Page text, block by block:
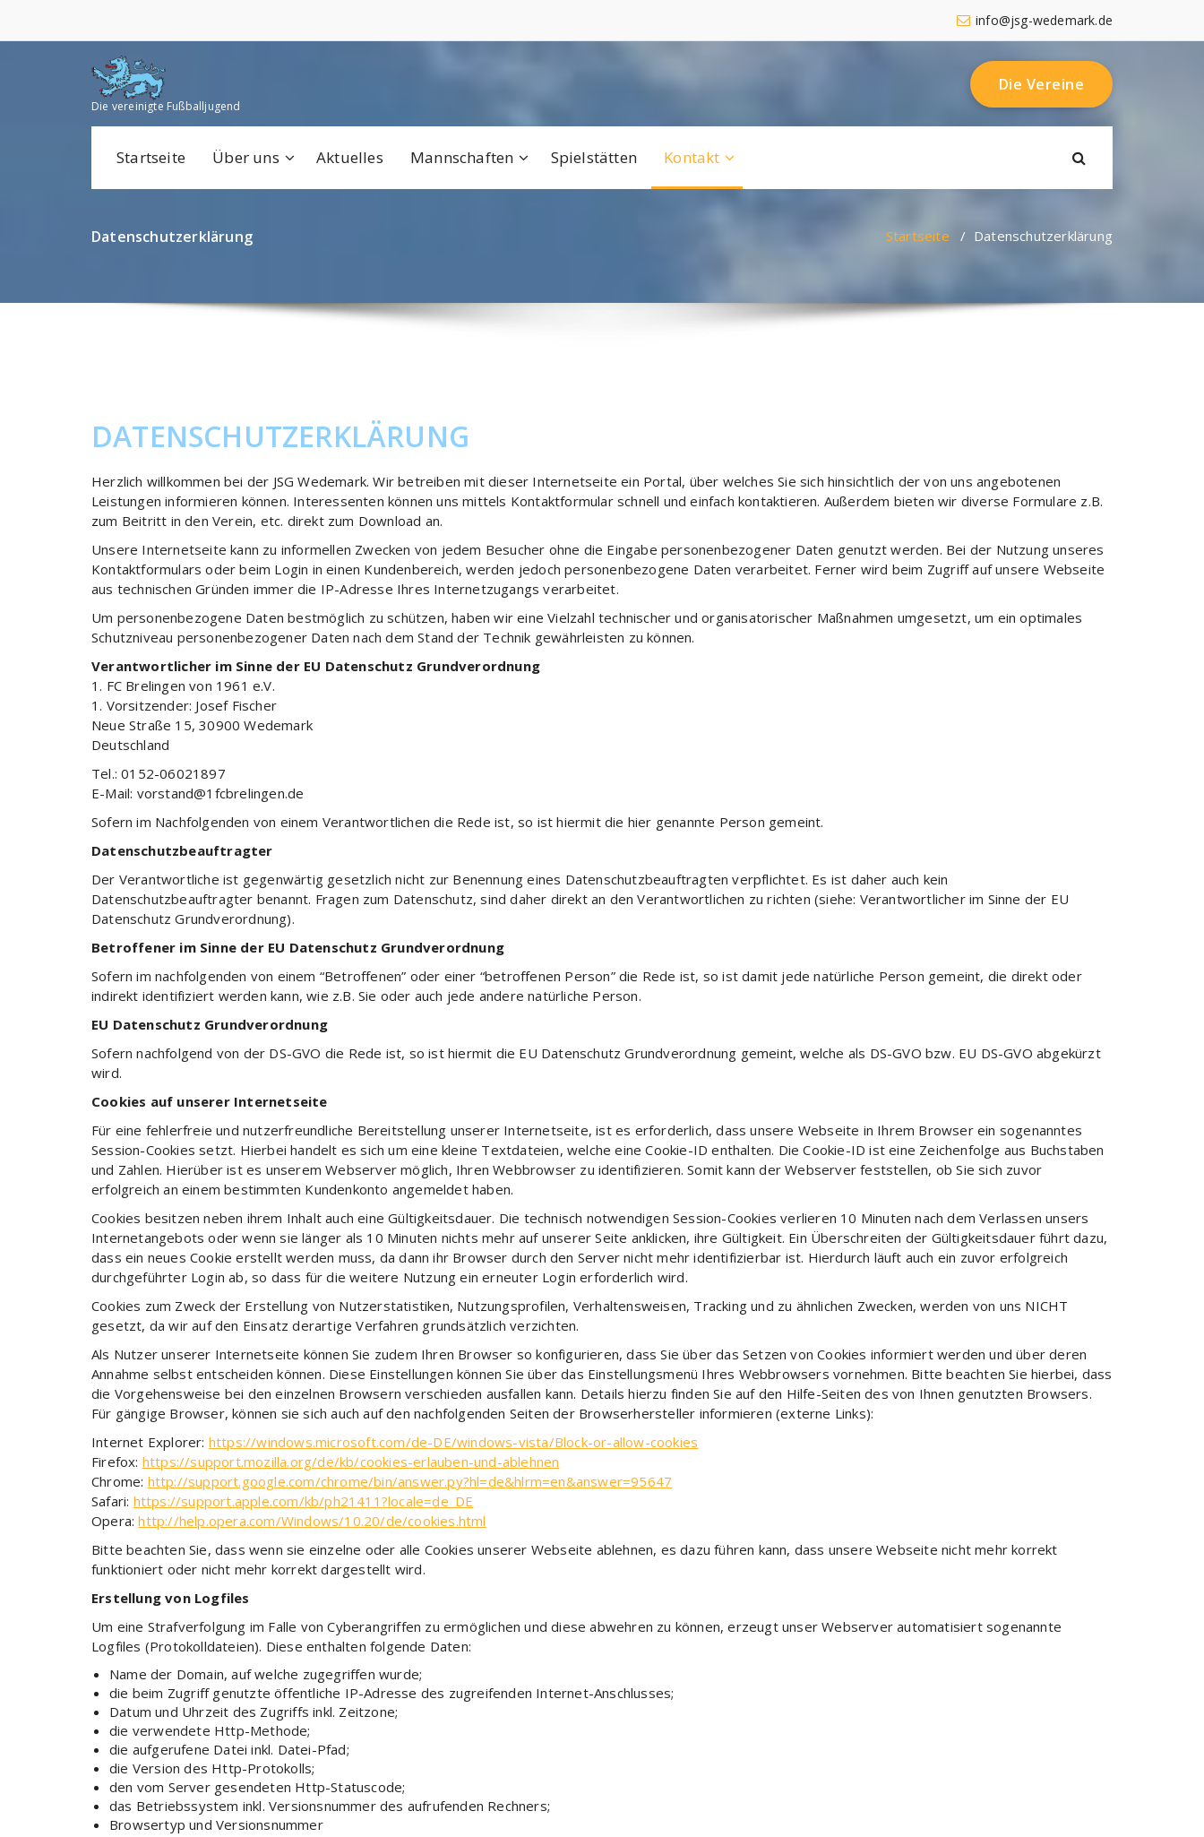
springen
info@jsg-wedemark.de
Die vereinigte Fußballjugend
Die Vereine
Startseite Über uns Aktuelles Mannschaften Spielstätten Kontakt
Datenschutzerklärung Startseite / Datenschutzerklärung
DATENSCHUTZERKLÄRUNG
Herzlich willkommen bei der JSG Wedemark. Wir betreiben mit dieser Internetseite ein Portal, über welches Sie sich hinsichtlich der von uns angebotenen
Leistungen informieren können. Interessenten können uns mittels Kontaktformular schnell und einfach kontaktieren. Außerdem bieten wir diverse Formulare z.B.
zum Beitritt in den Verein, etc. direkt zum Download an.
Unsere Internetseite kann zu informellen Zwecken von jedem Besucher ohne die Eingabe personenbezogener Daten genutzt werden. Bei der Nutzung unseres
Kontaktformulars oder beim Login in einen Kundenbereich, werden jedoch personenbezogene Daten verarbeitet. Ferner wird beim Zugriff auf unsere Webseite
aus technischen Gründen immer die IP-Adresse Ihres Internetzugangs verarbeitet.
Um personenbezogene Daten bestmöglich zu schützen, haben wir eine Vielzahl technischer und organisatorischer Maßnahmen umgesetzt, um ein optimales
Schutzniveau personenbezogener Daten nach dem Stand der Technik gewährleisten zu können.
Verantwortlicher im Sinne der EU Datenschutz Grundverordnung
1. FC Brelingen von 1961 e.V.
1. Vorsitzender: Josef Fischer
Neue Straße 15, 30900 Wedemark
Deutschland
Tel.: 0152-06021897
E-Mail: vorstand@1fcbrelingen.de
Sofern im Nachfolgenden von einem Verantwortlichen die Rede ist, so ist hiermit die hier genannte Person gemeint.
Datenschutzbeauftragter
Der Verantwortliche ist gegenwärtig gesetzlich nicht zur Benennung eines Datenschutzbeauftragten verpflichtet. Es ist daher auch kein
Datenschutzbeauftragter benannt. Fragen zum Datenschutz, sind daher direkt an den Verantwortlichen zu richten (siehe: Verantwortlicher im Sinne der EU
Datenschutz Grundverordnung).
Betroffener im Sinne der EU Datenschutz Grundverordnung
Sofern im nachfolgenden von einem “Betroffenen” oder einer “betroffenen Person” die Rede ist, so ist damit jede natürliche Person gemeint, die direkt oder
indirekt identifiziert werden kann, wie z.B. Sie oder auch jede andere natürliche Person.
EU Datenschutz Grundverordnung
Sofern nachfolgend von der DS-GVO die Rede ist, so ist hiermit die EU Datenschutz Grundverordnung gemeint, welche als DS-GVO bzw. EU DS-GVO abgekürzt
wird.
Cookies auf unserer Internetseite
Für eine fehlerfreie und nutzerfreundliche Bereitstellung unserer Internetseite, ist es erforderlich, dass unsere Webseite in Ihrem Browser ein sogenanntes
Session-Cookies setzt. Hierbei handelt es sich um eine kleine Textdateien, welche eine Cookie-ID enthalten. Die Cookie-ID ist eine Zeichenfolge aus Buchstaben
und Zahlen. Hierüber ist es unserem Webserver möglich, Ihren Webbrowser zu identifizieren. Somit kann der Webserver feststellen, ob Sie sich zuvor
erfolgreich an einem bestimmten Kundenkonto angemeldet haben.
Cookies besitzen neben ihrem Inhalt auch eine Gültigkeitsdauer. Die technisch notwendigen Session-Cookies verlieren 10 Minuten nach dem Verlassen unsers
Internetangebots oder wenn sie länger als 10 Minuten nichts mehr auf unserer Seite anklicken, ihre Gültigkeit. Ein Überschreiten der Gültigkeitsdauer führt dazu,
dass ein neues Cookie erstellt werden muss, da dann ihr Browser durch den Server nicht mehr identifizierbar ist. Hierdurch läuft auch ein zuvor erfolgreich
durchgeführter Login ab, so dass für die weitere Nutzung ein erneuter Login erforderlich wird.
Cookies zum Zweck der Erstellung von Nutzerstatistiken, Nutzungsprofilen, Verhaltensweisen, Tracking und zu ähnlichen Zwecken, werden von uns NICHT
gesetzt, da wir auf den Einsatz derartige Verfahren grundsätzlich verzichten.
Als Nutzer unserer Internetseite können Sie zudem Ihren Browser so konfigurieren, dass Sie über das Setzen von Cookies informiert werden und über deren
Annahme selbst entscheiden können. Diese Einstellungen können Sie über das Einstellungsmenü Ihres Webbrowsers vornehmen. Bitte beachten Sie hierbei, dass
die Vorgehensweise bei den einzelnen Browsern verschieden ausfallen kann. Details hierzu finden Sie auf den Hilfe-Seiten des von Ihnen genutzten Browsers.
Für gängige Browser, können sie sich auch auf den nachfolgenden Seiten der Browserhersteller informieren (externe Links):
Internet Explorer: https://windows.microsoft.com/de-DE/windows-vista/Block-or-allow-cookies
Firefox: https://support.mozilla.org/de/kb/cookies-erlauben-und-ablehnen
Chrome: http://support.google.com/chrome/bin/answer.py?hl=de&hlrm=en&answer=95647
Safari: https://support.apple.com/kb/ph21411?locale=de_DE
Opera:http://help.opera.com/Windows/10.20/de/cookies.html
Bitte beachten Sie, dass wenn sie einzelne oder alle Cookies unserer Webseite ablehnen, es dazu führen kann, dass unsere Webseite nicht mehr korrekt
funktioniert oder nicht mehr korrekt dargestellt wird.
Erstellung von Logfiles
Um eine Strafverfolgung im Falle von Cyberangriffen zu ermöglichen und diese abwehren zu können, erzeugt unser Webserver automatisiert sogenannte
Logfiles (Protokolldateien). Diese enthalten folgende Daten:
Name der Domain, auf welche zugegriffen wurde;
die beim Zugriff genutzte öffentliche IP-Adresse des zugreifenden Internet-Anschlusses;
Datum und Uhrzeit des Zugriffs inkl. Zeitzone;
die verwendete Http-Methode;
die aufgerufene Datei inkl. Datei-Pfad;
die Version des Http-Protokolls;
den vom Server gesendeten Http-Statuscode;
das Betriebssystem inkl. Versionsnummer des aufrufenden Rechners;
Browsertyp und Versionsnummer